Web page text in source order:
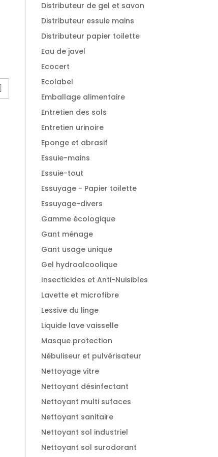
Distributeur de gel et savon
Distributeur essuie mains
Distributeur papier toilette
Eau de javel
Ecocert
Ecolabel
Emballage alimentaire
Entretien des sols
Entretien urinoire
Eponge et abrasif
Essuie-mains
Essuie-tout
Essuyage - Papier toilette
Essuyage-divers
Gamme écologique
Gant ménage
Gant usage unique
Gel hydroalcoolique
Insecticides et Anti-Nuisibles
Lavette et microfibre
Lessive du linge
Liquide lave vaisselle
Masque protection
Nébuliseur et pulvérisateur
Nettoyage vitre
Nettoyant désinfectant
Nettoyant multi sufaces
Nettoyant sanitaire
Nettoyant sol industriel
Nettoyant sol surodorant